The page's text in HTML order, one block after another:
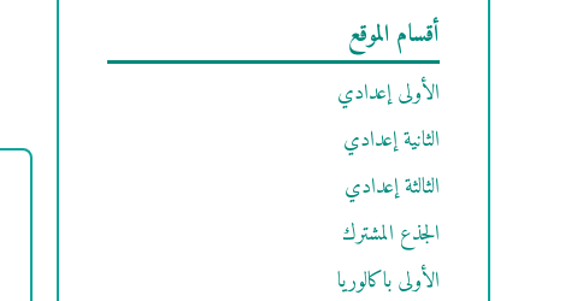
أقسام الموقع
الأولى إعدادي
الثانية إعدادي
الثالثة إعدادي
الجذع المشترك
الأولى باكالوريا